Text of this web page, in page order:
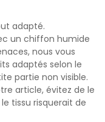
adapté.
un chiffon humide
nous vous
adaptés selon le
partie non visible.
article, évitez de le
tissu risquerait de